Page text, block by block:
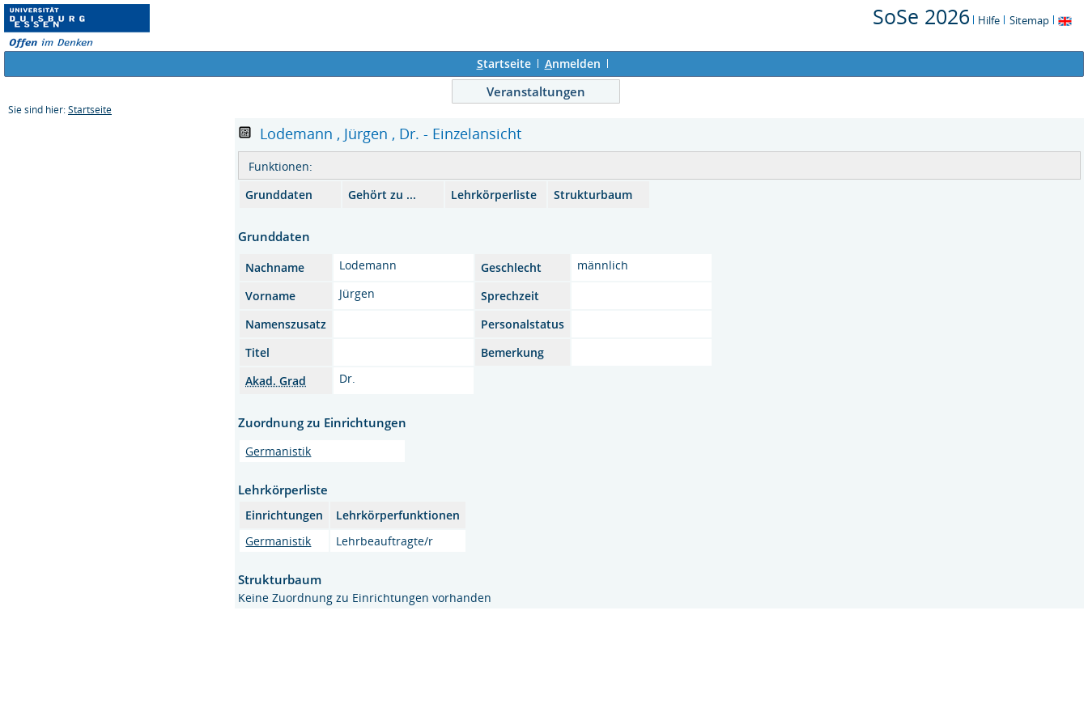
SoSe 2026 Hilfe Sitemap
Startseite Anmelden
Veranstaltungen
Sie sind hier: Startseite
Lodemann , Jürgen , Dr. - Einzelansicht
Funktionen:
Grunddaten
Gehört zu ... Lehrkörperliste Strukturbaum
Grunddaten
Nachname Lodemann Geschlecht
männlich
Vorname
Jürgen
Sprechzeit
Namenszusatz
Personalstatus
Titel
Bemerkung
Akad. Grad
Dr.
Zuordnung zu Einrichtungen
Germanistik
Lehrkörperliste
Einrichtungen
Lehrkörperfunktionen
Germanistik
Lehrbeauftragte/r
Strukturbaum
Keine Zuordnung zu Einrichtungen vorhanden